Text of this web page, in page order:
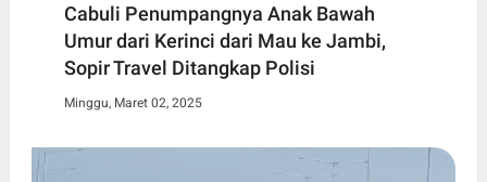
Cabuli Penumpangnya Anak Bawah
Umur dari Kerinci dari Mau ke Jambi,
Sopir Travel Ditangkap Polisi
Minggu, Maret 02, 2025